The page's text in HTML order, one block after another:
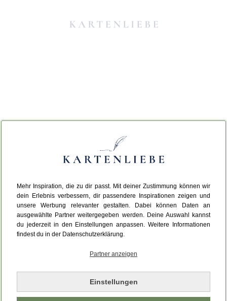
Mehr Inspiration, die zu dir passt. Mit deiner Zustimmung können wir
dein Erlebnis verbessern, dir passendere Inspirationen zeigen und
unsere Werbung relevanter gestalten. Dabei können Daten an
ausgewählte Partner weitergegeben werden. Deine Auswahl kannst
du jederzeit in den Einstellungen anpassen. Weitere Informationen
findest du in der Datenschutzerklärung.
Partner anzeigen
Einstellungen
Da ist etwas schiefgelaufen.
Leider ist ein technischer Fehler aufgetreten.
Bitte laden Sie die Seite neu.